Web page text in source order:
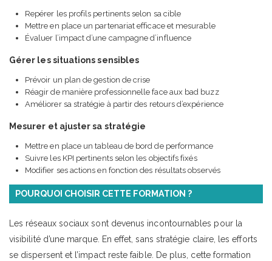
Repérer les profils pertinents selon sa cible
Mettre en place un partenariat efficace et mesurable
Évaluer l’impact d’une campagne d’influence
Gérer les situations sensibles
Prévoir un plan de gestion de crise
Réagir de manière professionnelle face aux bad buzz
Améliorer sa stratégie à partir des retours d’expérience
Mesurer et ajuster sa stratégie
Mettre en place un tableau de bord de performance
Suivre les KPI pertinents selon les objectifs fixés
Modifier ses actions en fonction des résultats observés
POURQUOI CHOISIR CETTE FORMATION ?
Les réseaux sociaux sont devenus incontournables pour la
visibilité d’une marque. En effet, sans stratégie claire, les efforts
se dispersent et l’impact reste faible. De plus, cette formation